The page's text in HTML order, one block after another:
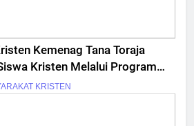
Kemenag Tana Toraja
Kristen Melalui Program
KRISTEN